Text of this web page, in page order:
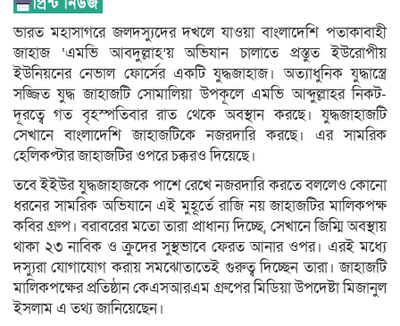
ভারত মহাসাগরে জলদস্যুদের দখলে যাওয়া বাংলাদেশি পতাকাবাহী
জাহাজ ‘এমভি আবদুল্লাহ’য় অভিযান চালাতে প্রস্তুত ইউরোপীয়
ইউনিয়নের নেভাল ফোর্সের একটি যুদ্ধজাহাজ। অত্যাধুনিক যুদ্ধাস্ত্রে
সজ্জিত যুদ্ধ জাহাজটি সোমালিয়া উপকূলে এমভি আব্দুল্লাহর নিকট-
দূরত্বে গত বৃহস্পতিবার রাত থেকে অবস্থান করছে। যুদ্ধজাহাজটি
সেখানে বাংলাদেশি জাহাজটিকে নজরদারি করছে। এর সামরিক
হেলিকপ্টার জাহাজটির ওপরে চক্করও দিয়েছে।
তবে ইইউর যুদ্ধজাহাজকে পাশে রেখে নজরদারি করতে বললেও কোনো
ধরনের সামরিক অভিযানে এই মুহূর্তে রাজি নয় জাহাজটির মালিকপক্ষ
কবির গ্রুপ। বরাবরের মতো তারা প্রাধান্য দিচ্ছে, সেখানে জিম্মি অবস্থায়
থাকা ২৩ নাবিক ও ক্রুদের সুস্থভাবে ফেরত আনার ওপর। এরই মধ্যে
দস্যুরা যোগাযোগ করায় সমঝোতাতেই গুরুত্ব দিচ্ছেন তারা। জাহাজটি
মালিকপক্ষের প্রতিষ্ঠান কেএসআরএম গ্রুপের মিডিয়া উপদেষ্টা মিজানুল
ইসলাম এ তথ্য জানিয়েছেন।